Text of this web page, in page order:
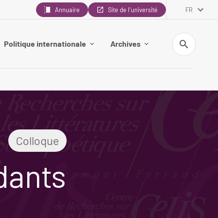
Annuaire Site de l'université FR
Politique internationale Archives
Recherche
Colloque